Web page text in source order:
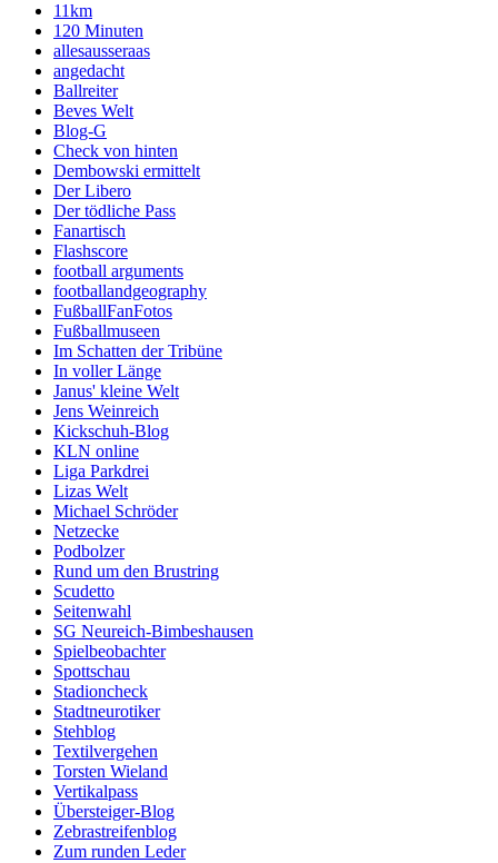
11km
120 Minuten
allesausseraas
angedacht
Ballreiter
Beves Welt
Blog-G
Check von hinten
Dembowski ermittelt
Der Libero
Der tödliche Pass
Fanartisch
Flashscore
football arguments
footballandgeography
FußballFanFotos
Fußballmuseen
Im Schatten der Tribüne
In voller Länge
Janus' kleine Welt
Jens Weinreich
Kickschuh-Blog
KLN online
Liga Parkdrei
Lizas Welt
Michael Schröder
Netzecke
Podbolzer
Rund um den Brustring
Scudetto
Seitenwahl
SG Neureich-Bimbeshausen
Spielbeobachter
Spottschau
Stadioncheck
Stadtneurotiker
Stehblog
Textilvergehen
Torsten Wieland
Vertikalpass
Übersteiger-Blog
Zebrastreifenblog
Zum runden Leder